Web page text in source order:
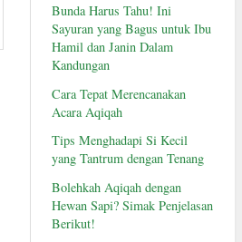
Bunda Harus Tahu! Ini
Sayuran yang Bagus untuk Ibu
Hamil dan Janin Dalam
Kandungan
Cara Tepat Merencanakan
Acara Aqiqah
Tips Menghadapi Si Kecil
yang Tantrum dengan Tenang
Bolehkah Aqiqah dengan
Hewan Sapi? Simak Penjelasan
Berikut!